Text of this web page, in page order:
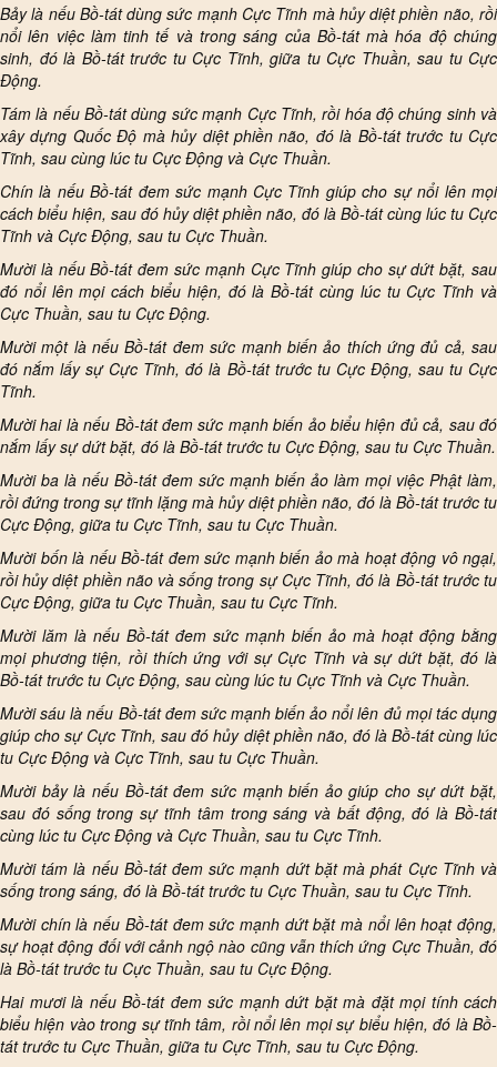
Bảy là nếu Bồ-tát dùng sức mạnh Cực Tĩnh mà hủy diệt phiền não, rồi
nổi lên việc làm tinh tế và trong sáng của Bồ-tát mà hóa độ chúng
sinh, đó là Bồ-tát trước tu Cực Tĩnh, giữa tu Cực Thuần, sau tu Cực
Động.
Tám là nếu Bồ-tát dùng sức mạnh Cực Tĩnh, rồi hóa độ chúng sinh và
xây dựng Quốc Độ mà hủy diệt phiền não, đó là Bồ-tát trước tu Cực
Tĩnh, sau cùng lúc tu Cực Động và Cực Thuần.
Chín là nếu Bồ-tát đem sức mạnh Cực Tĩnh giúp cho sự nổi lên mọi
cách biểu hiện, sau đó hủy diệt phiền não, đó là Bồ-tát cùng lúc tu Cực
Tĩnh và Cực Động, sau tu Cực Thuần.
Mười là nếu Bồ-tát đem sức mạnh Cực Tĩnh giúp cho sự dứt bặt, sau
đó nổi lên mọi cách biểu hiện, đó là Bồ-tát cùng lúc tu Cực Tĩnh và
Cực Thuần, sau tu Cực Động.
Mười một là nếu Bồ-tát đem sức mạnh biến ảo thích ứng đủ cả, sau
đó nắm lấy sự Cực Tĩnh, đó là Bồ-tát trước tu Cực Động, sau tu Cực
Tĩnh.
Mười hai là nếu Bồ-tát đem sức mạnh biến ảo biểu hiện đủ cả, sau đó
nắm lấy sự dứt bặt, đó là Bồ-tát trước tu Cực Động, sau tu Cực Thuần.
Mười ba là nếu Bồ-tát đem sức mạnh biến ảo làm mọi việc Phật làm,
rồi đứng trong sự tĩnh lặng mà hủy diệt phiền não, đó là Bồ-tát trước tu
Cực Động, giữa tu Cực Tĩnh, sau tu Cực Thuần.
Mười bốn là nếu Bồ-tát đem sức mạnh biến ảo mà hoạt động vô ngại,
rồi hủy diệt phiền não và sống trong sự Cực Tĩnh, đó là Bồ-tát trước tu
Cực Động, giữa tu Cực Thuần, sau tu Cực Tĩnh.
Mười lăm là nếu Bồ-tát đem sức mạnh biến ảo mà hoạt động bằng
mọi phương tiện, rồi thích ứng với sự Cực Tĩnh và sự dứt bặt, đó là
Bồ-tát trước tu Cực Động, sau cùng lúc tu Cực Tĩnh và Cực Thuần.
Mười sáu là nếu Bồ-tát đem sức mạnh biến ảo nổi lên đủ mọi tác dụng
giúp cho sự Cực Tĩnh, sau đó hủy diệt phiền não, đó là Bồ-tát cùng lúc
tu Cực Động và Cực Tĩnh, sau tu Cực Thuần.
Mười bảy là nếu Bồ-tát đem sức mạnh biến ảo giúp cho sự dứt bặt,
sau đó sống trong sự tĩnh tâm trong sáng và bất động, đó là Bồ-tát
cùng lúc tu Cực Động và Cực Thuần, sau tu Cực Tĩnh.
Mười tám là nếu Bồ-tát đem sức mạnh dứt bặt mà phát Cực Tĩnh và
sống trong sáng, đó là Bồ-tát trước tu Cực Thuần, sau tu Cực Tĩnh.
Mười chín là nếu Bồ-tát đem sức mạnh dứt bặt mà nổi lên hoạt động,
sự hoạt động đối với cảnh ngộ nào cũng vẫn thích ứng Cực Thuần, đó
là Bồ-tát trước tu Cực Thuần, sau tu Cực Động.
Hai mươi là nếu Bồ-tát đem sức mạnh dứt bặt mà đặt mọi tính cách
biểu hiện vào trong sự tĩnh tâm, rồi nổi lên mọi sự biểu hiện, đó là Bồ-
tát trước tu Cực Thuần, giữa tu Cực Tĩnh, sau tu Cực Động.